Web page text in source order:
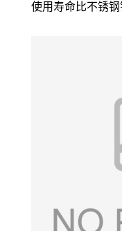
使用寿命比不锈钢